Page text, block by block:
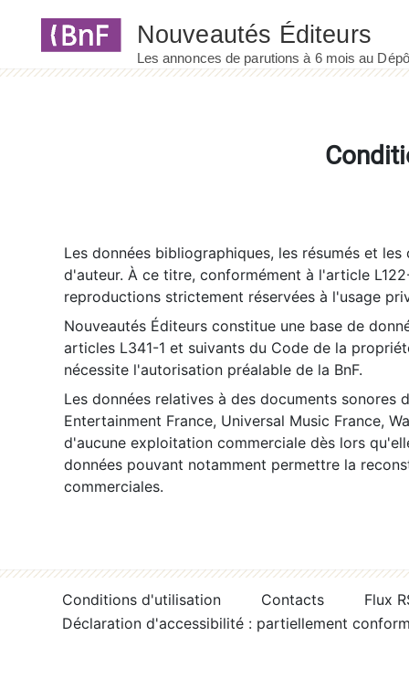
Les données bibliographiques, les résumés et
d'auteur. À ce titre, conformément à l'article
reproductions strictement réservées à l'usage
Nouveautés Éditeurs constitue une base de
articles L341-1 et suivants du Code de la
nécessite l'autorisation préalable de la BnF.
Les données relatives à des documents sonores
Entertainment France, Universal Music France,
d'aucune exploitation commerciale dès lors
données pouvant notamment permettre la
commerciales.
Conditions d'utilisation Contacts
Flux
Déclaration d'accessibilité : partiellement